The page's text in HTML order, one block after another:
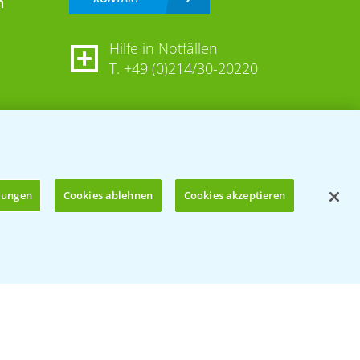
Hilfe in Notfällen
T. +49 (0)214/30-20220
Cookies ablehnen Cookies akzeptieren